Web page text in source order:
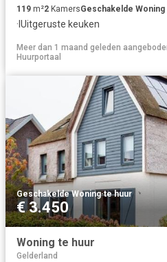
119 m²2 KamersGeschakelde Woning
· IUitgeruste keuken
Meer dan 1 maand geleden
Huurportaal
Geschakelde Woning·te huur
€ 3.450
Woning te huur
Gelderland